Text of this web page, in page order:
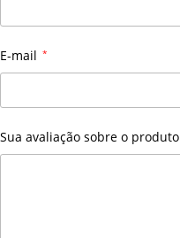
E-mail *
Sua avaliação sobre o produto